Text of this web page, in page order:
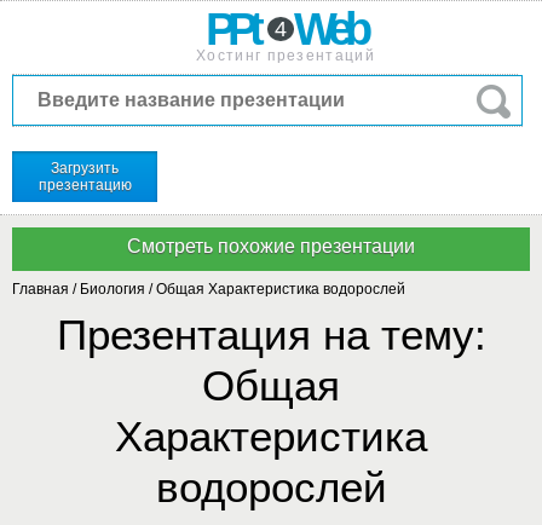
PPt 4 Web
Хостинг презентаций
Загрузить
презентацию
Главная / Биология /Общая Характеристика водорослей
Презентация на тему:
Общая
Характеристика
водорослей